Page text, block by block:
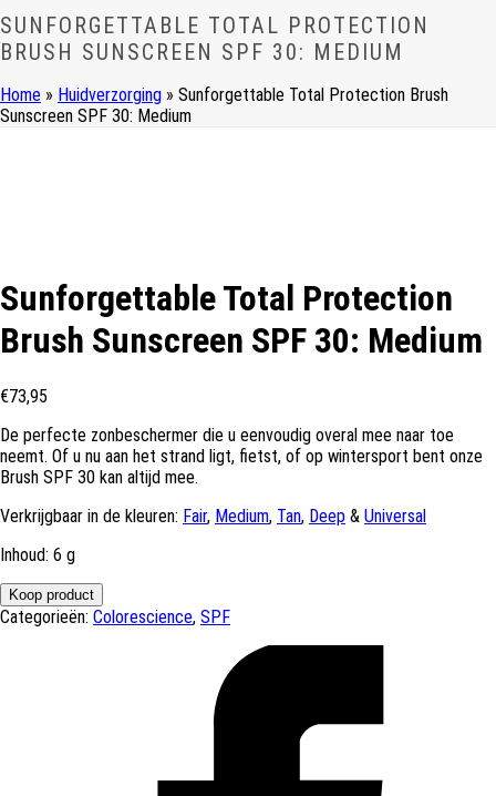
SUNFORGETTABLE TOTAL PROTECTION
BRUSH SUNSCREEN SPF 30: MEDIUM
Home » Huidverzorging » Sunforgettable Total Protection Brush
Sunscreen SPF 30: Medium
Sunforgettable Total Protection
Brush Sunscreen SPF 30: Medium
€73,95
De perfecte zonbeschermer die u eenvoudig overal mee naar toe
neemt. Of u nu aan het strand ligt, fietst, of op wintersport bent onze
Brush SPF 30 kan altijd mee.
Verkrijgbaar in de kleuren: Fair, Medium, Tan, Deep & Universal
Inhoud: 6 g
Koop product
Categorieën: Colorescience, SPF